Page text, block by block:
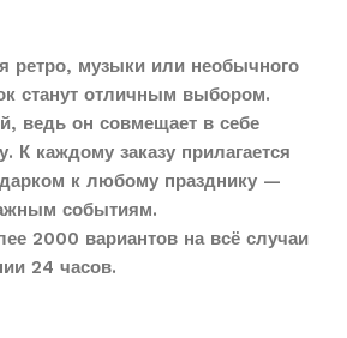
ретро, музыки или необычного
станут отличным выбором.
ведь он совмещает в себе
каждому заказу прилагается
к любому празднику —
событиям.
2000 вариантов на всё случаи
24 часов.